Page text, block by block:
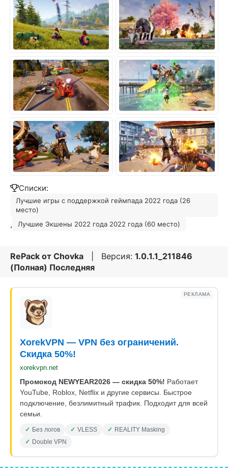
Списки:
Лучшие игры с поддержкой геймпада 2022 года (26
место)
, Лучшие Экшены 2022 года 2022 года (60 место)
RePack от Chovka | Версия: 1.0.1.1_211846
(Полная) Последняя
РЕКЛАМА
XorekVPN — VPN без ограничений.
Скидка 50%!
xorekvpn.net
Промокод NEWYEAR2026 — скидка 50%! Работает
YouTube, Roblox, Netflix и другие сервисы. Быстрое
подключение, безлимитный трафик. Подходит для всей
семьи.
Без логов VLESS
REALITY Masking
Double VPN